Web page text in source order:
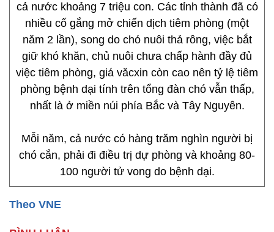
cả nước khoảng 7 triệu con. Các tỉnh thành đã có
nhiều cố gắng mở chiến dịch tiêm phòng (một
năm 2 lần), song do chó nuôi thả rông, việc bắt
giữ khó khăn, chủ nuôi chưa chấp hành đầy đủ
việc tiêm phòng, giá văcxin còn cao nên tỷ lệ tiêm
phòng bệnh dại tính trên tổng đàn chó vẫn thấp,
nhất là ở miền núi phía Bắc và Tây Nguyên.
Mỗi năm, cả nước có hàng trăm nghìn người bị
chó cắn, phải đi điều trị dự phòng và khoảng 80-
100 người tử vong do bệnh dại.
Theo VNE